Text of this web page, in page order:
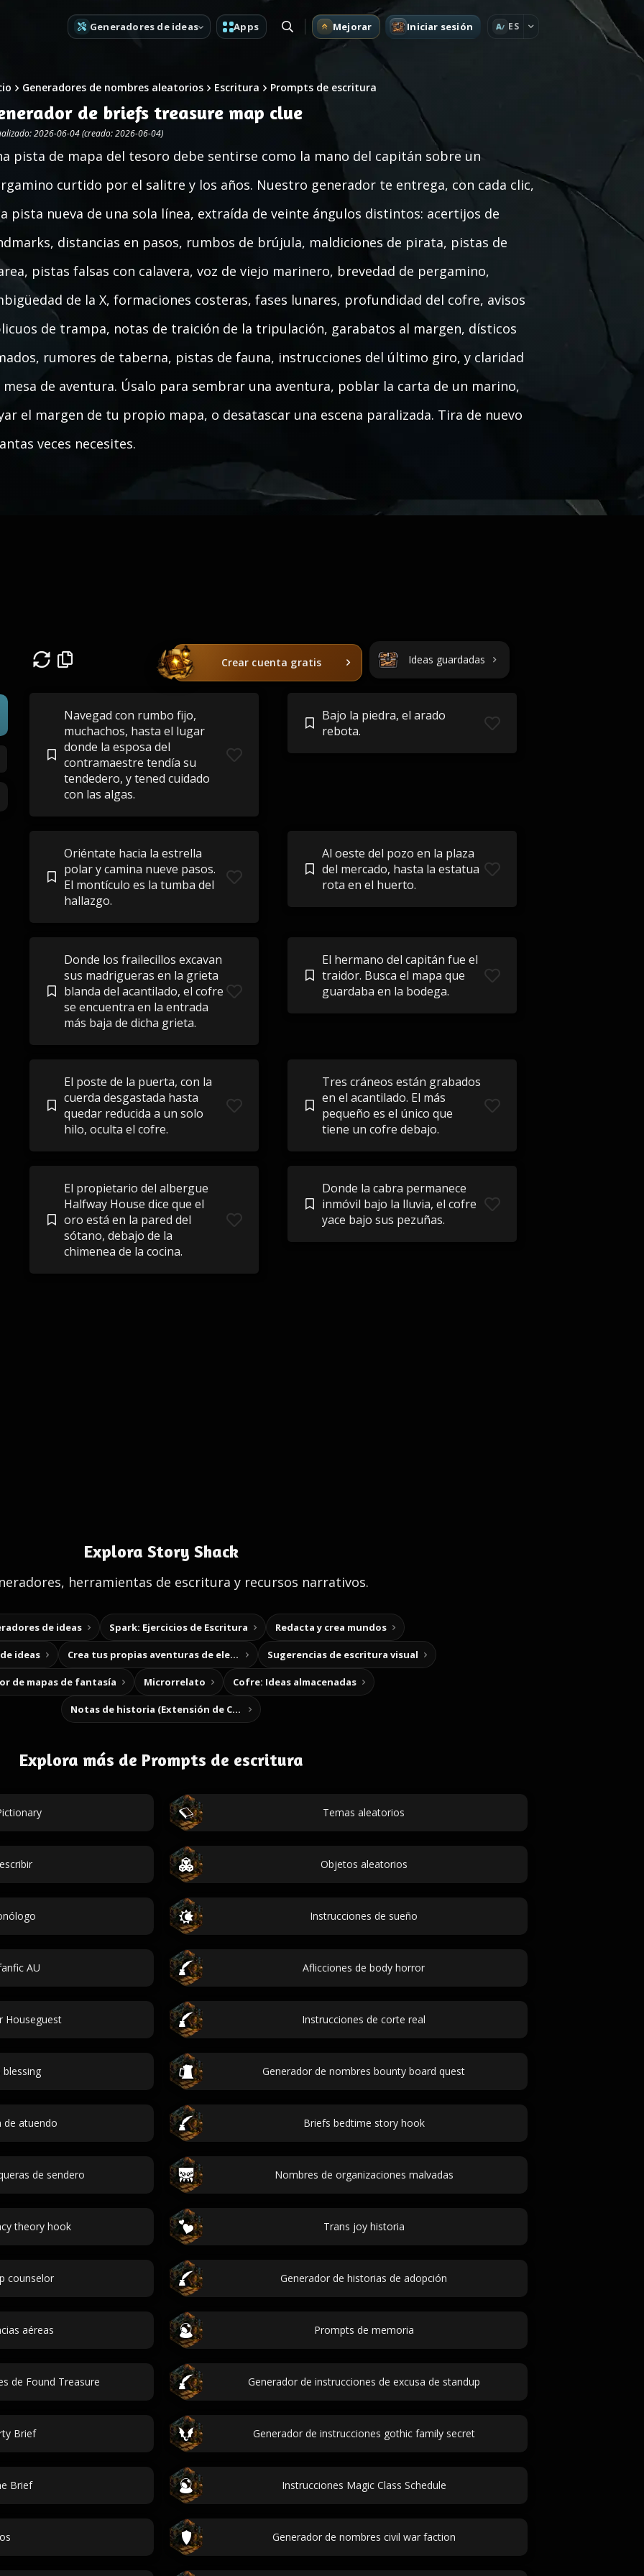
Generadores de ideas Apps Mejorar Iniciar sesión A ES
Generadores de nombres aleatorios Escritura Prompts de escritura
de briefs treasure map clue
2026-06-04 (creado: 2026-06-04)
pista de mapa del tesoro debe sentirse como la mano del capitán sobre un
curtido por el salitre y los años. Nuestro generador te entrega, con cada clic,
pista nueva de una sola línea, extraída de veinte ángulos distintos: acertijos de
distancias en pasos, rumbos de brújula, maldiciones de pirata, pistas de
pistas falsas con calavera, voz de viejo marinero, brevedad de pergamino,
de la X, formaciones costeras, fases lunares, profundidad del cofre, avisos
de trampa, notas de traición de la tripulación, garabatos al margen, dísticos
rumores de taberna, pistas de fauna, instrucciones del último giro, y claridad
mesa de aventura. Úsalo para sembrar una aventura, poblar la carta de un marino,
el margen de tu propio mapa, o desatascar una escena paralizada. Tira de nuevo
veces necesites.
Crear cuenta gratis Ideas guardadas
Navegad con rumbo fijo,
muchachos, hasta el lugar
donde la esposa del
contramaestre tendía su
tendedero, y tened cuidado
con las algas.
Bajo la piedra, el arado
rebota.
Oriéntate hacia la estrella
polar y camina nueve pasos.
El montículo es la tumba del
hallazgo.
Al oeste del pozo en la plaza
del mercado, hasta la estatua
rota en el huerto.
Donde los frailecillos excavan
sus madrigueras en la grieta
blanda del acantilado, el cofre
se encuentra en la entrada
más baja de dicha grieta.
El hermano del capitán fue el
traidor. Busca el mapa que
guardaba en la bodega.
El poste de la puerta, con la
cuerda desgastada hasta
quedar reducida a un solo
hilo, oculta el cofre.
Tres cráneos están grabados
en el acantilado. El más
pequeño es el único que
tiene un cofre debajo.
El propietario del albergue
Halfway House dice que el
oro está en la pared del
sótano, debajo de la
chimenea de la cocina.
Donde la cabra permanece
inmóvil bajo la lluvia, el cofre
yace bajo sus pezuñas.
Explora Story Shack
herramientas de escritura y recursos narrativos.
de ideas Spark: Ejercicios de Escritura Redacta y crea mundos
ideas Crea tus propias aventuras de elección Sugerencias de escritura visual
de mapas de fantasía Microrrelato Cofre: Ideas almacenadas
Notas de historia (Extensión de Chrome)
Explora más de Prompts de escritura
Temas aleatorios
Objetos aleatorios
Instrucciones de sueño
AU Aflicciones de body horror
Houseguest Instrucciones de corte real
blessing Generador de nombres bounty board quest
de atuendo Briefs bedtime story hook
de sendero Nombres de organizaciones malvadas
theory hook Trans joy historia
counselor Generador de historias de adopción
aéreas Prompts de memoria
de Found Treasure Generador de instrucciones de excusa de standup
Brief Generador de instrucciones gothic family secret
Brief Instrucciones Magic Class Schedule
Generador de nombres civil war faction